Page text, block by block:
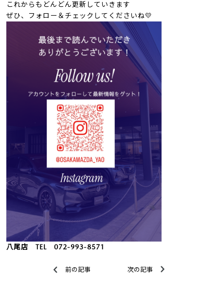
これからもどんどん更新していきます
ぜひ、フォロー＆チェックしてくださいね💛
八尾店 TEL 072-993-8571
前の記事 次の記事